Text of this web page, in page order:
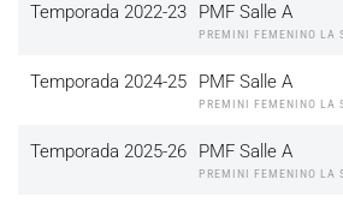
Temporada 2022-23 PMF Salle A
PREMINI FEMENINO LA
Temporada 2024-25 PMF Salle A
PREMINI FEMENINO LA
Temporada 2025-26 PMF Salle A
PREMINI FEMENINO LA